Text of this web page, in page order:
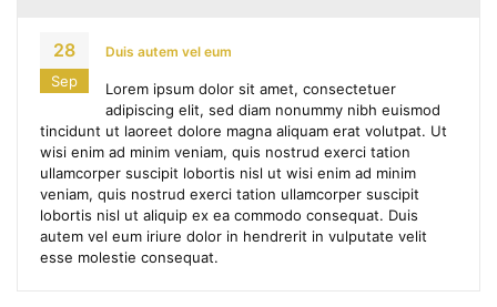
28
Sep
Duis autem vel eum
Lorem ipsum dolor sit amet, consectetuer
adipiscing elit, sed diam nonummy nibh euismod
tincidunt ut laoreet dolore magna aliquam erat volutpat. Ut
wisi enim ad minim veniam, quis nostrud exerci tation
ullamcorper suscipit lobortis nisl ut wisi enim ad minim
veniam, quis nostrud exerci tation ullamcorper suscipit
lobortis nisl ut aliquip ex ea commodo consequat. Duis
autem vel eum iriure dolor in hendrerit in vulputate velit
esse molestie consequat.